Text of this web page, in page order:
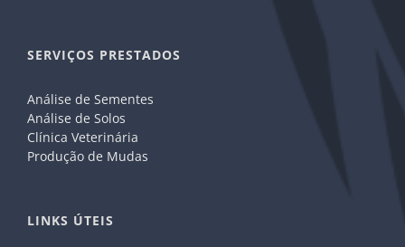
SERVIÇOS PRESTADOS
Análise de Sementes
Análise de Solos
Clínica Veterinária
Produção de Mudas
LINKS ÚTEIS